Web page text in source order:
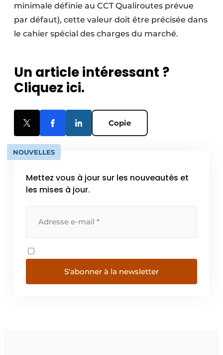
minimale définie au CCT Qualiroutes prévue
par défaut), cette valeur doit être précisée dans
le cahier spécial des charges du marché.
Un article intéressant ?
Cliquez ici.
Copie
NOUVELLES
Mettez vous à jour sur les nouveautés et
les mises à jour.
S'abonner à la newsletter